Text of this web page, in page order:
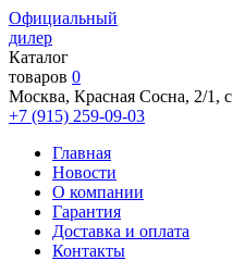
Официальный
дилер
Каталог
товаров 0
Москва, Красная Сосна, 2/1,
+7 (915) 259-09-03
Главная
Новости
О компании
Гарантия
Доставка и оплата
Контакты